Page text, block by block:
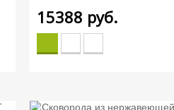
15388 руб.